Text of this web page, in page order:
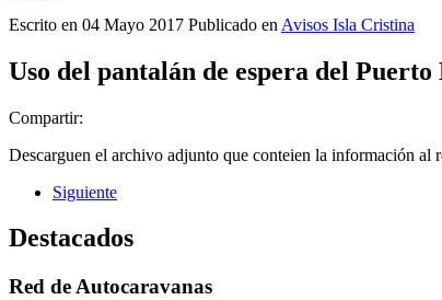
Escrito en 04 Mayo 2017 Publicado en Avisos Isla Cristina
Uso del pantalán de espera del
Compartir:
Descarguen el archivo adjunto que conteien la información al
Siguiente
Destacados
Red de Autocaravanas